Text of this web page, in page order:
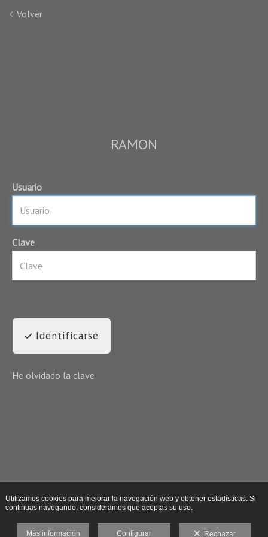
Volver
RAMON
Usuario
Clave
Identificarse
He olvidado la clave
Utilizamos cookies para mejorar la navegación web y obtener estadísticas. Si
continuas navegando, consideramos que aceptas su uso.
Más información Configurar Rechazar